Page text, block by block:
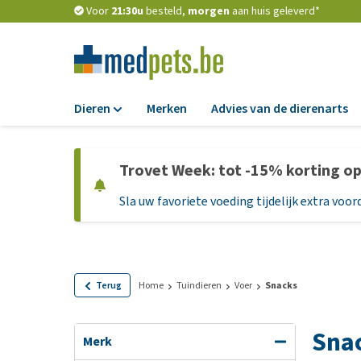
Voor 21:30u besteld, morgen aan huis geleverd*
Dieren
Hondenbrokken
Natvoer
Graanvrij
Glutenvrij
Merken Advies van de dierenarts
Trovet Week: tot -15% korting
Sla uw favoriete voeding tijdelijk extra
Terug Home Tuindieren Voer Snacks
Merk